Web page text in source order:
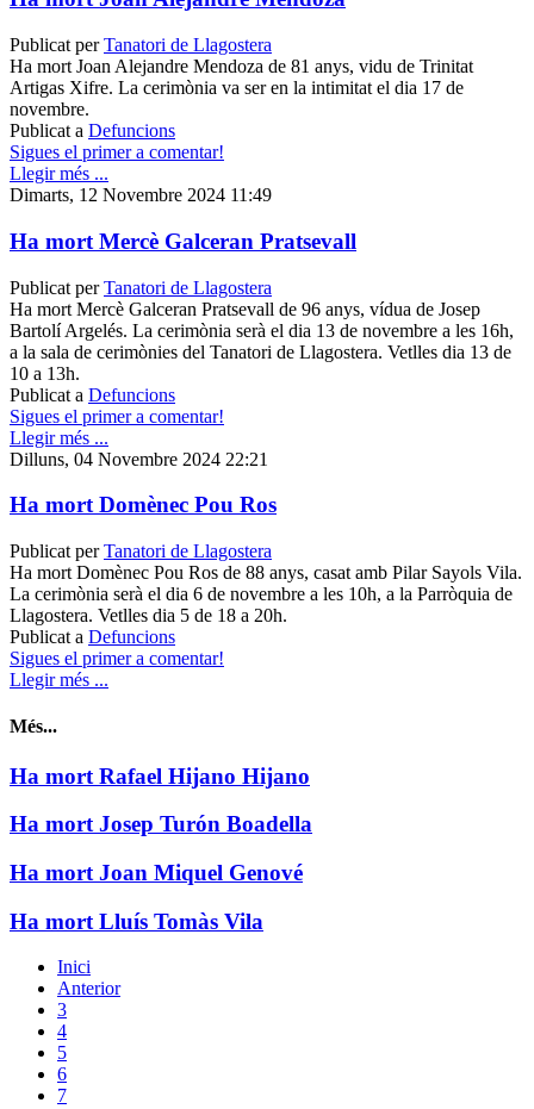
Publicat perTanatori de Llagostera
Ha mort Joan Alejandre Mendoza de 81 anys, vidu de Trinitat
Artigas Xifre. La cerimònia va ser en la intimitat el dia 17 de
novembre.
Publicat a Defuncions
Sigues el primer a comentar!
Llegir més ...
Dimarts, 12 Novembre 2024 11:49
Ha mort Mercè Galceran Pratsevall
Publicat perTanatori de Llagostera
Ha mort Mercè Galceran Pratsevall de 96 anys, vídua de Josep
Bartolí Argelés. La cerimònia serà el dia 13 de novembre a les 16h,
a la sala de cerimònies del Tanatori de Llagostera. Vetlles dia 13 de
10 a 13h.
Publicat a Defuncions
Sigues el primer a comentar!
Llegir més ...
Dilluns, 04 Novembre 2024 22:21
Ha mort Domènec Pou Ros
Publicat perTanatori de Llagostera
Ha mort Domènec Pou Ros de 88 anys, casat amb Pilar Sayols Vila.
La cerimònia serà el dia 6 de novembre a les 10h, a la Parròquia de
Llagostera. Vetlles dia 5 de 18 a 20h.
Publicat a Defuncions
Sigues el primer a comentar!
Llegir més ...
Més...
Ha mort Rafael Hijano Hijano
Ha mort Josep Turón Boadella
Ha mort Joan Miquel Genové
Ha mort Lluís Tomàs Vila
Inici
Anterior
3
4
5
6
7